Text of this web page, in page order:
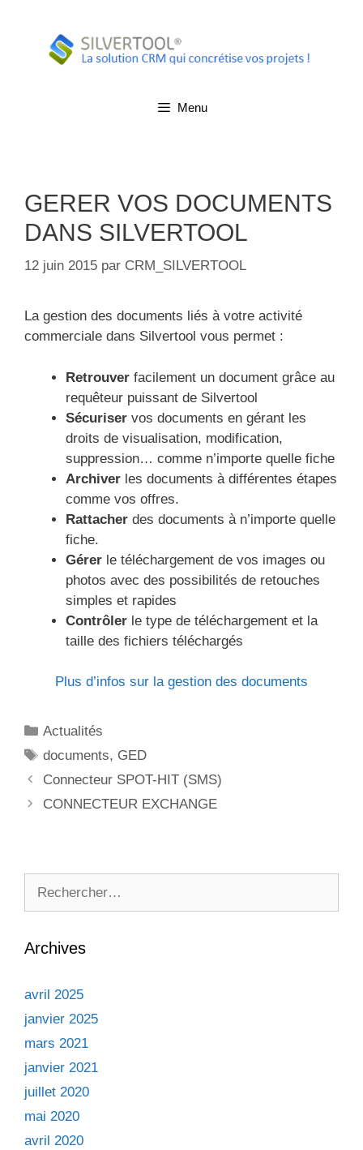
Menu
GERER VOS DOCUMENTS
DANS SILVERTOOL
12 juin 2015 par CRM_SILVERTOOL
La gestion des documents liés à votre activité
commerciale dans Silvertool vous permet :
Retrouver facilement un document grâce au
requêteur puissant de Silvertool
Sécuriser vos documents en gérant les
droits de visualisation, modification,
suppression… comme n’importe quelle fiche
Archiver les documents à différentes étapes
comme vos offres.
Rattacher des documents à n’importe quelle
fiche.
Gérer le téléchargement de vos images ou
photos avec des possibilités de retouches
simples et rapides
Contrôler le type de téléchargement et la
taille des fichiers téléchargés
Plus d’infos sur la gestion des documents
Catégories
Actualités
Étiquettes
documents, GED
Connecteur SPOT-HIT (SMS)
CONNECTEUR EXCHANGE
Archives
avril 2025
janvier 2025
mars 2021
janvier 2021
juillet 2020
mai 2020
avril 2020